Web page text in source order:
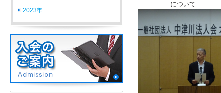
2023年
について